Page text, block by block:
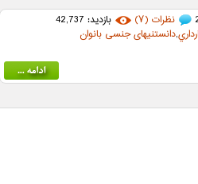
نظرات (۷)
بازدید: 42,737
,دانستنیهای جنسی بانوان